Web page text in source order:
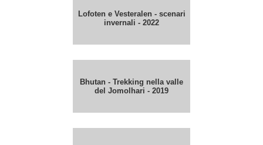
Lofoten e Vesteralen - scenari
invernali - 2022
Bhutan - Trekking nella valle
del Jomolhari - 2019